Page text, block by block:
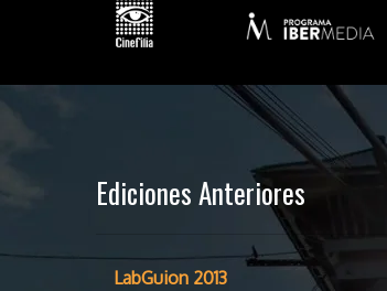
Ediciones Anteriores
LabGuion 2013